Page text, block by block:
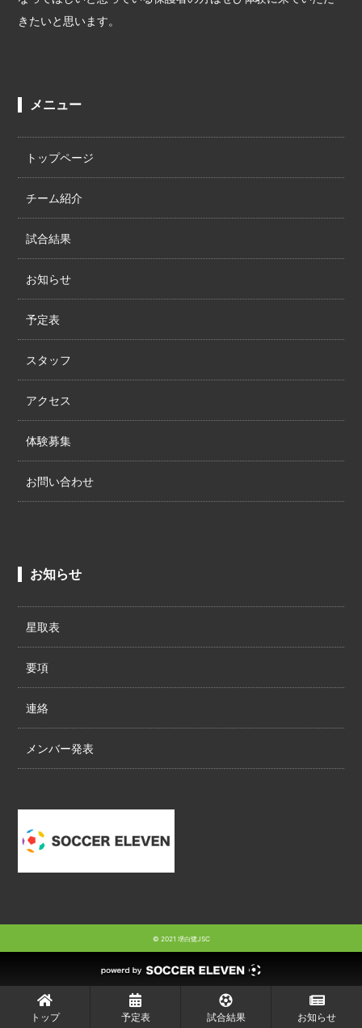
トップ 予定表 試合結果 お知らせ
きたいと思います。
メニュー
トップページ
チーム紹介
試合結果
お知らせ
予定表
スタッフ
アクセス
体験募集
お問い合わせ
お知らせ
星取表
要項
連絡
メンバー発表
© 2021 堺白鷺JSC